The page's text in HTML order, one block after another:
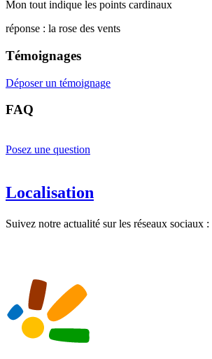
Mon tout indique les points cardinaux
réponse : la rose des vents
Témoignages
Déposer un témoignage
FAQ
Posez une question
Localisation
Suivez notre actualité sur les réseaux sociaux :